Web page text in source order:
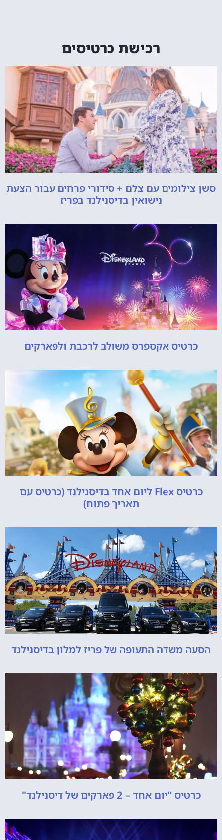
רכישת כרטיסים
סשן צילומים עם צלם + סידורי פרחים עבור הצעת
נישואין בדיסנילנד בפריז
כרטיס אקספרס משולב לרכבת ולפארקים
כרטיס Flex ליום אחד בדיסנילנד (כרטיס עם
תאריך פתוח)
הסעה משדה התעופה של פריז למלון בדיסנילנד
כרטיס "יום אחד – 2 פארקים של דיסנילנד"